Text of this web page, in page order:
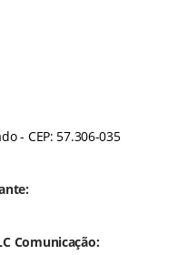
- CEP: 57.306-035
Comunicação: